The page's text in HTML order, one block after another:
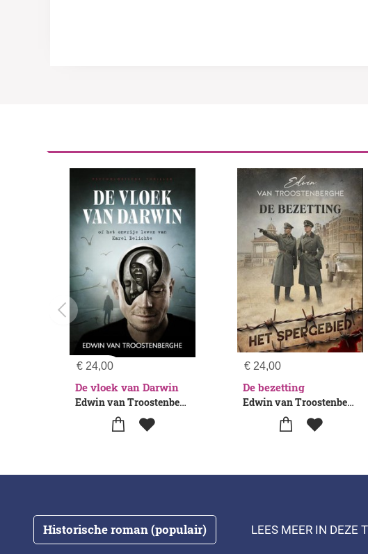
€ 24,00
De vloek van Darwin
Edwin van Troostenberghe
€24,00
De bezetting
Edwin van Troostenberghe
Historische roman (populair) LEES MEER IN DEZE